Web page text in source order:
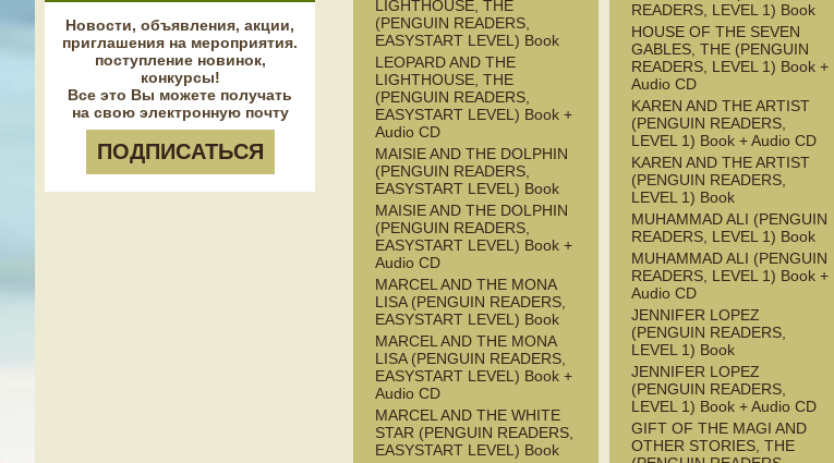
Новости, объявления, акции,
приглашения на мероприятия.
поступление новинок,
конкурсы!
Все это Вы можете получать
на свою электронную почту
ПОДПИСАТЬСЯ
LIGHTHOUSE, THE
(PENGUIN READERS,
EASYSTART LEVEL) Book
LEOPARD AND THE
LIGHTHOUSE, THE
(PENGUIN READERS,
EASYSTART LEVEL) Book +
Audio CD
MAISIE AND THE DOLPHIN
(PENGUIN READERS,
EASYSTART LEVEL) Book
MAISIE AND THE DOLPHIN
(PENGUIN READERS,
EASYSTART LEVEL) Book +
Audio CD
MARCEL AND THE MONA
LISA (PENGUIN READERS,
EASYSTART LEVEL) Book
MARCEL AND THE MONA
LISA (PENGUIN READERS,
EASYSTART LEVEL) Book +
Audio CD
MARCEL AND THE WHITE
STAR (PENGUIN READERS,
EASYSTART LEVEL) Book
READERS, LEVEL 1) Book
HOUSE OF THE SEVEN
GABLES, THE (PENGUIN
READERS, LEVEL 1) Book +
Audio CD
KAREN AND THE ARTIST
(PENGUIN READERS,
LEVEL 1) Book + Audio CD
KAREN AND THE ARTIST
(PENGUIN READERS,
LEVEL 1) Book
MUHAMMAD ALI (PENGUIN
READERS, LEVEL 1) Book
MUHAMMAD ALI (PENGUIN
READERS, LEVEL 1) Book +
Audio CD
JENNIFER LOPEZ
(PENGUIN READERS,
LEVEL 1) Book
JENNIFER LOPEZ
(PENGUIN READERS,
LEVEL 1) Book + Audio CD
GIFT OF THE MAGI AND
OTHER STORIES, THE